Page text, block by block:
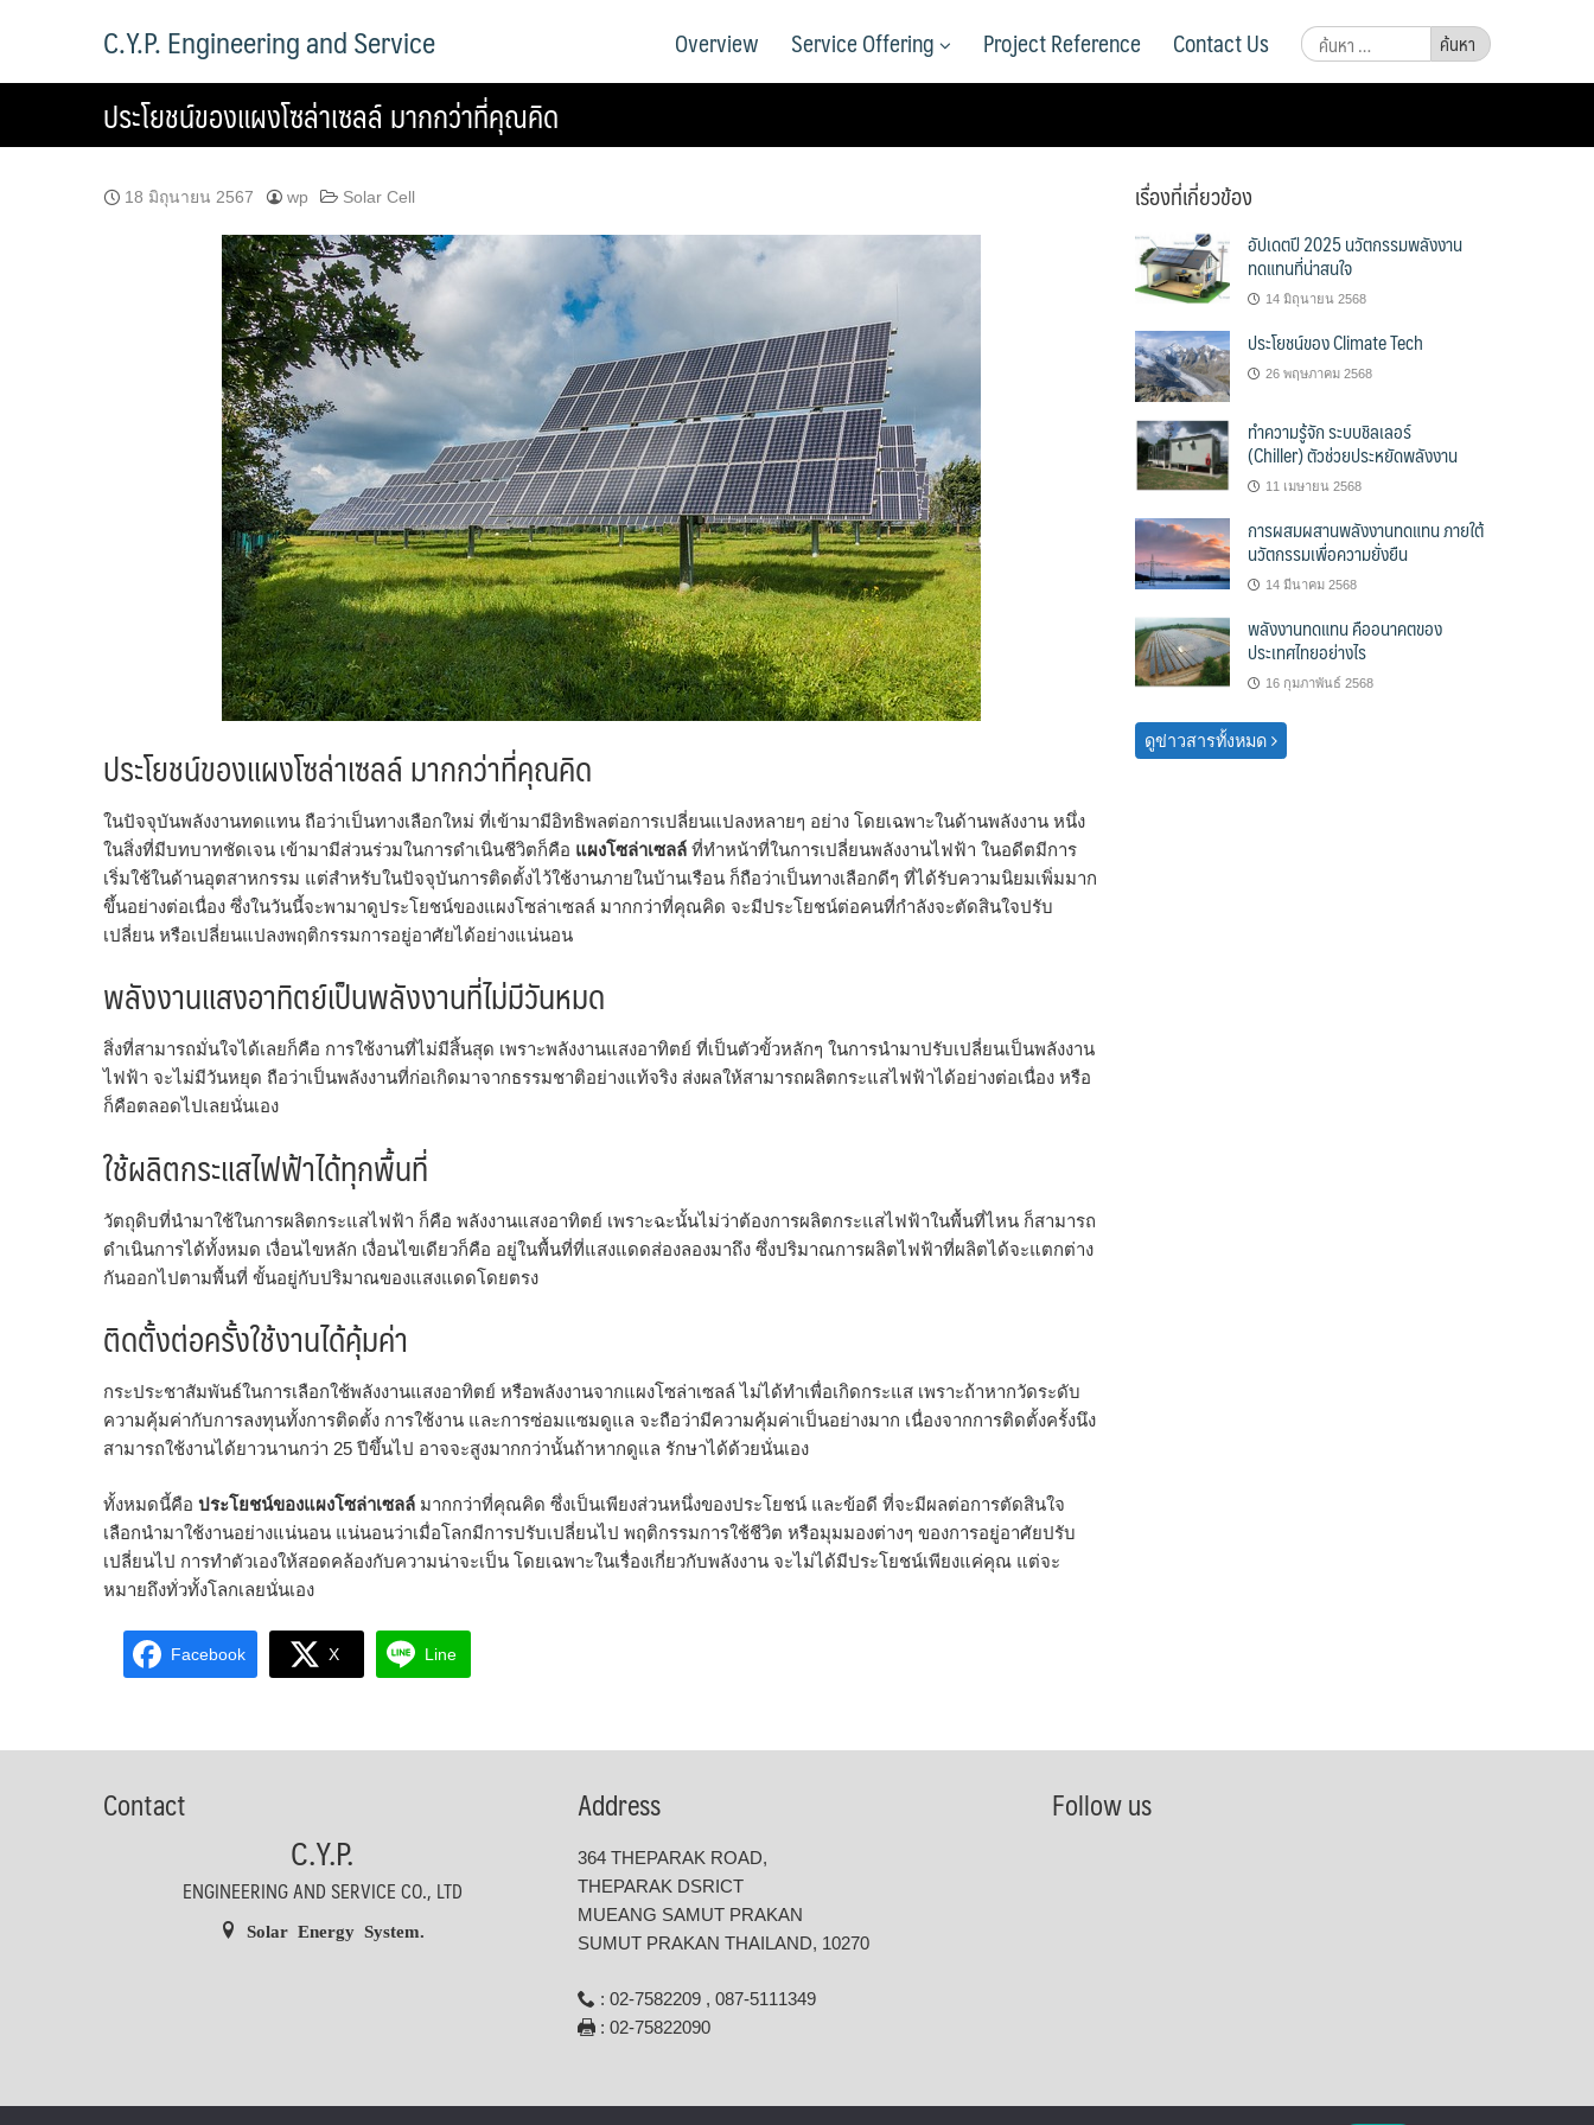
C.Y.P. Engineering and Service
ค้นหา
สำหรับ:
Overview Service Offering Project Reference Contact Us
ประโยชน์ของแผงโซล่าเซลล์ มากกว่าที่คุณคิด
18 มิถุนายน 2567 wp Solar Cell
ประโยชน์ของแผงโซล่าเซลล์ มากกว่าที่คุณคิด
ในปัจจุบันพลังงานทดแทน ถือว่าเป็นทางเลือกใหม่ ที่เข้ามามีอิทธิพลต่อการเปลี่ยนแปลงหลายๆ อย่าง โดยเฉพาะในด้านพลังงาน หนึ่ง
ในสิ่งที่มีบทบาทชัดเจน เข้ามามีส่วนร่วมในการดำเนินชีวิตก็คือ แผงโซล่าเซลล์ ที่ทำหน้าที่ในการเปลี่ยนพลังงานไฟฟ้า ในอดีตมีการ
เริ่มใช้ในด้านอุตสาหกรรม แต่สำหรับในปัจจุบันการติดตั้งไว้ใช้งานภายในบ้านเรือน ก็ถือว่าเป็นทางเลือกดีๆ ที่ได้รับความนิยมเพิ่มมาก
ขึ้นอย่างต่อเนื่อง ซึ่งในวันนี้จะพามาดูประโยชน์ของแผงโซล่าเซลล์ มากกว่าที่คุณคิด จะมีประโยชน์ต่อคนที่กำลังจะตัดสินใจปรับ
เปลี่ยน หรือเปลี่ยนแปลงพฤติกรรมการอยู่อาศัยได้อย่างแน่นอน
พลังงานแสงอาทิตย์เป็นพลังงานที่ไม่มีวันหมด
สิ่งที่สามารถมั่นใจได้เลยก็คือ การใช้งานที่ไม่มีสิ้นสุด เพราะพลังงานแสงอาทิตย์ ที่เป็นตัวขั้วหลักๆ ในการนำมาปรับเปลี่ยนเป็นพลังงาน
ไฟฟ้า จะไม่มีวันหยุด ถือว่าเป็นพลังงานที่ก่อเกิดมาจากธรรมชาติอย่างแท้จริง ส่งผลให้สามารถผลิตกระแสไฟฟ้าได้อย่างต่อเนื่อง หรือ
ก็คือตลอดไปเลยนั่นเอง
ใช้ผลิตกระแสไฟฟ้าได้ทุกพื้นที่
วัตถุดิบที่นำมาใช้ในการผลิตกระแสไฟฟ้า ก็คือ พลังงานแสงอาทิตย์ เพราะฉะนั้นไม่ว่าต้องการผลิตกระแสไฟฟ้าในพื้นที่ไหน ก็สามารถ
ดำเนินการได้ทั้งหมด เงื่อนไขหลัก เงื่อนไขเดียวก็คือ อยู่ในพื้นที่ที่แสงแดดส่องลองมาถึง ซึ่งปริมาณการผลิตไฟฟ้าที่ผลิตได้จะแตกต่าง
กันออกไปตามพื้นที่ ขั้นอยู่กับปริมาณของแสงแดดโดยตรง
ติดตั้งต่อครั้งใช้งานได้คุ้มค่า
กระประชาสัมพันธ์ในการเลือกใช้พลังงานแสงอาทิตย์ หรือพลังงานจากแผงโซล่าเซลล์ ไม่ได้ทำเพื่อเกิดกระแส เพราะถ้าหากวัดระดับ
ความคุ้มค่ากับการลงทุนทั้งการติดตั้ง การใช้งาน และการซ่อมแซมดูแล จะถือว่ามีความคุ้มค่าเป็นอย่างมาก เนื่องจากการติดตั้งครั้งนึง
สามารถใช้งานได้ยาวนานกว่า 25 ปีขึ้นไป อาจจะสูงมากกว่านั้นถ้าหากดูแล รักษาได้ด้วยนั่นเอง
ทั้งหมดนี้คือ ประโยชน์ของแผงโซล่าเซลล์ มากกว่าที่คุณคิด ซึ่งเป็นเพียงส่วนหนึ่งของประโยชน์ และข้อดี ที่จะมีผลต่อการตัดสินใจ
เลือกนำมาใช้งานอย่างแน่นอน แน่นอนว่าเมื่อโลกมีการปรับเปลี่ยนไป พฤติกรรมการใช้ชีวิต หรือมุมมองต่างๆ ของการอยู่อาศัยปรับ
เปลี่ยนไป การทำตัวเองให้สอดคล้องกับความน่าจะเป็น โดยเฉพาะในเรื่องเกี่ยวกับพลังงาน จะไม่ได้มีประโยชน์เพียงแค่คุณ แต่จะ
หมายถึงทั่วทั้งโลกเลยนั่นเอง
Facebook X Line
เรื่องที่เกี่ยวข้อง
อัปเดตปี 2025 นวัตกรรมพลังงาน
ทดแทนที่น่าสนใจ
14 มิถุนายน 2568
ประโยชน์ของ Climate Tech
26 พฤษภาคม 2568
ทำความรู้จัก ระบบชิลเลอร์
(Chiller) ตัวช่วยประหยัดพลังงาน
11 เมษายน 2568
การผสมผสานพลังงานทดแทน ภายใต้
นวัตกรรมเพื่อความยั่งยืน
14 มีนาคม 2568
พลังงานทดแทน คืออนาคตของ
ประเทศไทยอย่างไร
16 กุมภาพันธ์ 2568
ดูข่าวสารทั้งหมด
Contact
C.Y.P.
ENGINEERING AND SERVICE CO., LTD
Solar Energy System.
Address
364 THEPARAK ROAD,
THEPARAK DSRICT
MUEANG SAMUT PRAKAN
SUMUT PRAKAN THAILAND, 10270
: 02-7582209 , 087-5111349
: 02-75822090
Follow us